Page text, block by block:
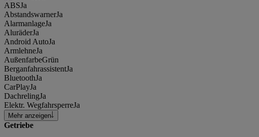
ABSJa
AbstandswarnerJa
AlarmanlageJa
AluräderJa
Android AutoJa
ArmlehneJa
AußenfarbeGrün
BerganfahrassistentJa
BluetoothJa
CarPlayJa
DachrelingJa
Elektr. WegfahrsperreJa
Mehr anzeigen
Getriebe